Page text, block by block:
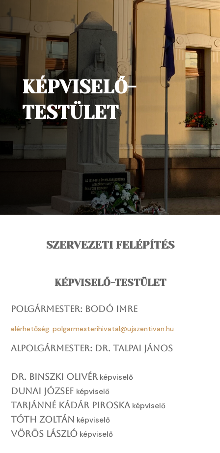
KÉPVISELŐ-
TESTÜLET
SZERVEZETI FELÉPÍTÉS
KÉPVISELŐ-TESTÜLET
Polgármester: Bodó Imre
elérhetőség: polgarmesterihivatal@ujszentivan.hu
Alpolgármester: Dr. Talpai János
Dr. Binszki Olivérképviselő
Dunai József képviselő
Tarjánné Kádár Piroska képviselő
Tóth Zoltán képviselő
Vörös László képviselő